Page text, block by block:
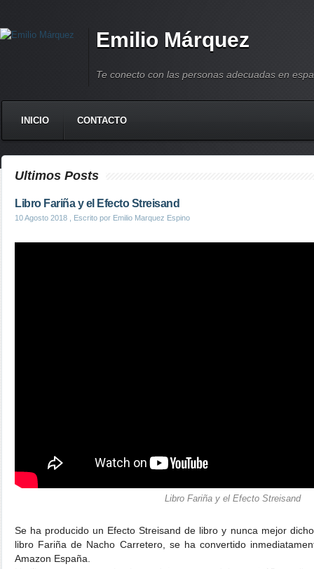
Emilio Márquez
Te conecto con las personas adecuadas en
INICIO CONTACTO
Ultimos Posts
Libro Fariña y el Efecto Streisand
10 Agosto 2018 , Escrito por Emilio Marquez Espino
Libro Fariña y el Efecto Streisand
Se ha producido un Efecto Streisand de libro y nunca mejor
libro Fariña de Nacho Carretero, se ha convertido
Amazon España.